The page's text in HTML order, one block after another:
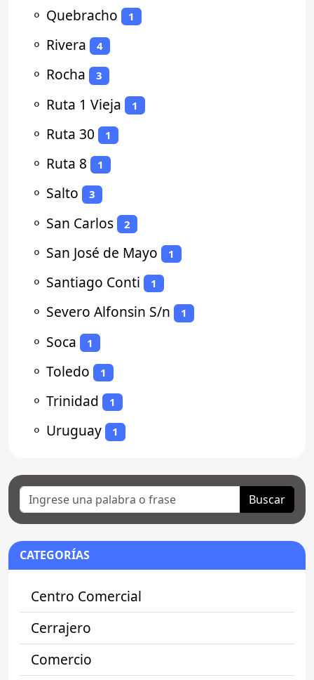
⚬ Quebracho 1
⚬ Rivera 4
⚬ Rocha 3
⚬ Ruta 1 Vieja 1
⚬ Ruta 30 1
⚬ Ruta 8 1
⚬ Salto 3
⚬ San Carlos 2
⚬ San José de Mayo 1
⚬ Santiago Conti 1
⚬ Severo Alfonsin S/n 1
⚬ Soca 1
⚬ Toledo 1
⚬ Trinidad 1
⚬ Uruguay 1
Buscar
CATEGORÍAS
Centro Comercial
Cerrajero
Comercio